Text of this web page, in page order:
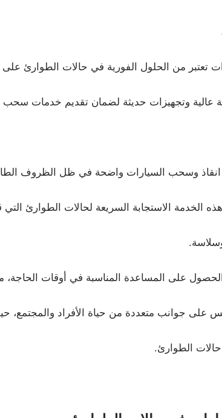
من الحلول الفورية في حالات الطوارئ على
عالية وتجهيزات حديثة لضمان تقديم خدمات سحب
وسحب السيارات واضحة في ظل الظروف
الخدمة الاستجابة السريعة لحالات الطوارئ
على المساعدة المناسبة في أوقات الحاجة،
على جوانب متعددة من حياة الأفراد والمجتمع،
الطوارئ.